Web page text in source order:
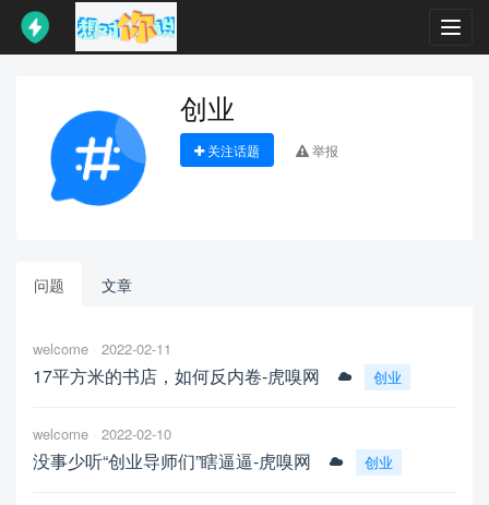
创业
关注话题 举报
问题 文章
welcome 2022-02-11
17平方米的书店，如何反内卷-虎嗅网 创业
welcome 2022-02-10
没事少听“创业导师们”瞎逼逼-虎嗅网 创业